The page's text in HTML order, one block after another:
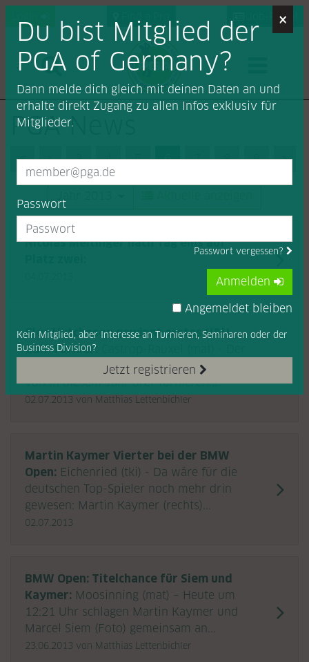
Job-Portal
PGA News
First (Anfang)
Previous (Zurück)
3 4 5 6 7 8 9
Nicolas Meitinger nach Tag eins auf
Glen Hutcheson gewinnt erstes H&H
Golf-Turnier:
Südafrikaner Glen Hutcheson hat das erste
von in diesem Jahr drei Turnieren...
02.07.2013 von Matthias Lettenbichler
Martin Kaymer Vierter bei der BMW
Open: Eichenried (tki) - Da wäre für die
deutschen Top-Spieler noch mehr drin
gewesen: Martin Kaymer (rechts)...
02.07.2013
BMW Open: Titelchance für Siem und
Kaymer: Moosinning (mat) – Heute um
12:21 Uhr schlagen Martin Kaymer und
Marcel Siem (Foto) gemeinsam an...
23.06.2013 von Matthias Lettenbichler
×
Du bist Mitglied der
PGA of Germany?
Dann melde dich gleich mit deinen Daten an und
erhalte direkt Zugang zu allen Infos exklusiv für
Mitglieder.
Passwort
Passwort vergessen?
Jetzt registrieren
Kein Mitglied, aber Interesse an Turnieren, Seminaren oder der
Business Division?
Anmelden
Angemeldet bleiben